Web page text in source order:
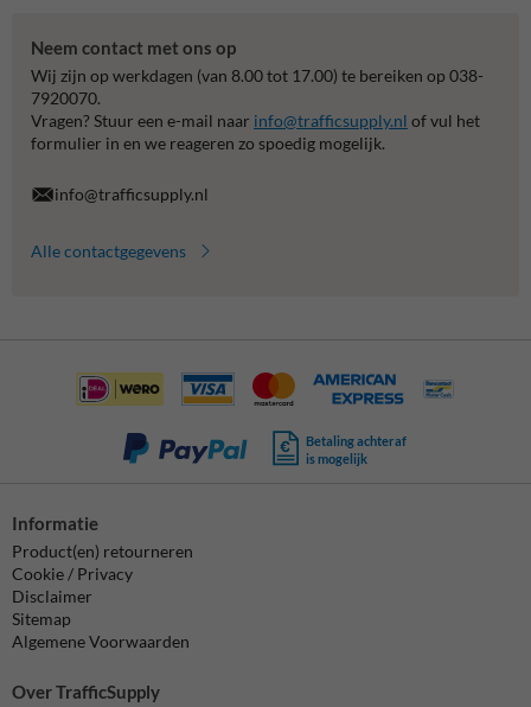
Neem contact met ons op
Wij zijn op werkdagen (van 8.00 tot 17.00) te bereiken op 038-
7920070.
Vragen? Stuur een e-mail naar info@trafficsupply.nl of vul het
formulier in en we reageren zo spoedig mogelijk.
info@trafficsupply.nl
Alle contactgegevens
Betaling achteraf
is mogelijk
Informatie
Product(en) retourneren
Cookie / Privacy
Disclaimer
Sitemap
Algemene Voorwaarden
Over TrafficSupply